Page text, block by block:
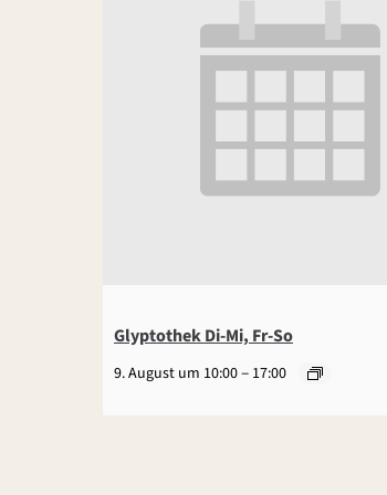
Glyptothek Di-Mi, Fr-So
9. August um 10:00– 17:00